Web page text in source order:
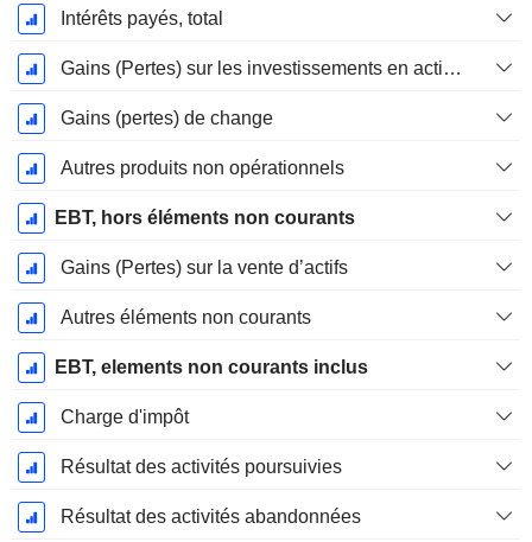
Intérêts payés, total
Gains (Pertes) sur les investissements en actions
Gains (pertes) de change
Autres produits non opérationnels
EBT, hors éléments non courants
Gains (Pertes) sur la vente d’actifs
Autres éléments non courants
EBT, elements non courants inclus
Charge d'impôt
Résultat des activités poursuivies
Résultat des activités abandonnées